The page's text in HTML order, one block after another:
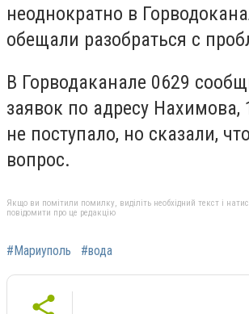
неоднократно в
обещали разобраться с
В Горводаканале 0629
заявок по адресу Нахимова,
не поступало, но сказали,
вопрос.
Якщо ви помітили помилку, виділіть необхідний текст і
повідомити про це редакцію
#Мариуполь #вода